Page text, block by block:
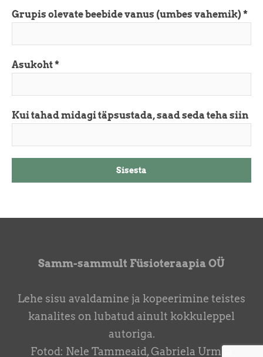
Grupis olevate beebide vanus (umbes vahemik)
Asukoht
Kui tahad midagi täpsustada, saad seda teha siin
Samm-sammult Füsioteraapia OÜ
Lehe sisu avaldamine ja kopeerimine teistes
kanalites on lubatud ainult kokkuleppel
autoriga.
Fotod: Nele Tammeaid, Gabriela Urm ja